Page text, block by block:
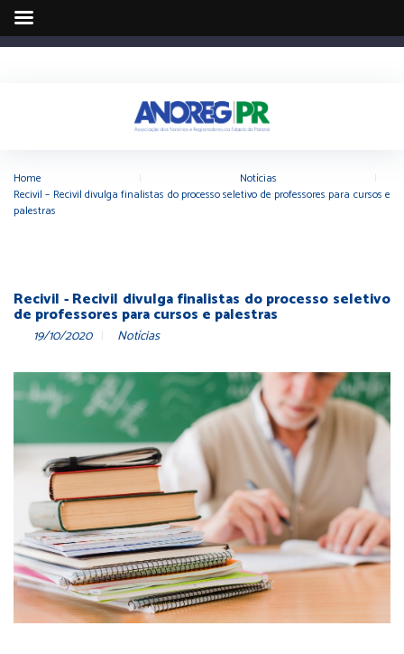
Home Notícias
Recivil – Recivil divulga finalistas do processo seletivo de professores para cursos e
palestras
Recivil - Recivil divulga finalistas do processo seletivo
de professores para cursos e palestras
19/10/2020 Notícias